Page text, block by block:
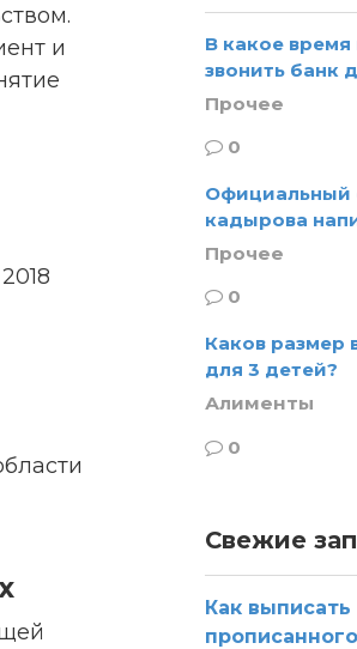
и
В какое
звонить банк
Прочее
0
Официальный
кадырова
Прочее
0
Каков размер
для 3 детей?
Алименты
0
Свежие
Как